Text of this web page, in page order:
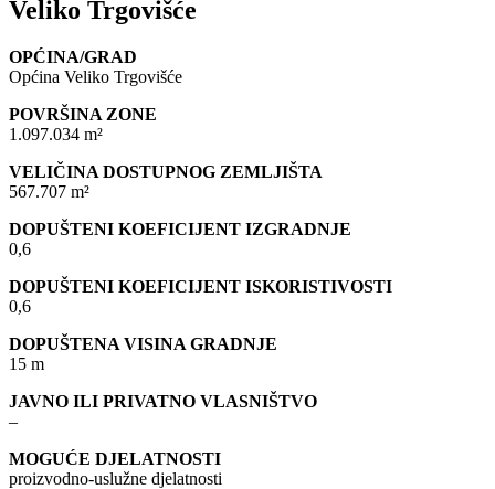
Veliko Trgovišće
OPĆINA/GRAD
Općina Veliko Trgovišće
POVRŠINA ZONE
1.097.034 m²
VELIČINA DOSTUPNOG ZEMLJIŠTA
567.707 m²
DOPUŠTENI KOEFICIJENT IZGRADNJE
0,6
DOPUŠTENI KOEFICIJENT ISKORISTIVOSTI
0,6
DOPUŠTENA VISINA GRADNJE
15 m
JAVNO ILI PRIVATNO VLASNIŠTVO
–
MOGUĆE DJELATNOSTI
proizvodno-uslužne djelatnosti